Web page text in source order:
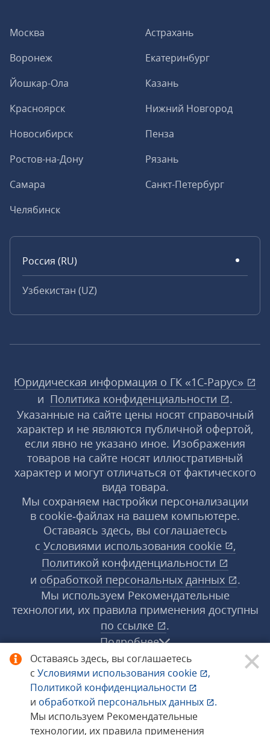
Оставаясь здесь, вы соглашаетесь
с Условиями использования cookie
,
Политикой конфиденциальности
и обработкой персональных данных
.
Мы используем Рекомендательные
технологии, их правила применения
Москва
Астрахань
Воронеж
Екатеринбург
Йошкар-Ола
Казань
Красноярск
Нижний Новгород
Новосибирск
Пенза
Ростов-на-Дону
Рязань
Самара
Санкт-Петербург
Челябинск
Россия (RU)
Узбекистан (UZ)
Юридическая информация о ГК «1С‑Рарус»
и Политика конфиденциальности
.
Указанные на сайте цены носят справочный
характер и не являются публичной офертой,
если явно не указано иное. Изображения
товаров на сайте носят иллюстративный
характер и могут отличаться от фактического
вида товара.
Мы сохраняем настройки персонализации
в cookie‑файлах на вашем компьютере.
Оставаясь здесь, вы соглашаетесь
с Условиями использования cookie
,
Политикой конфиденциальности
и обработкой персональных данных
.
Мы используем Рекомендательные
технологии, их правила применения доступны
по ссылке
.
Подробнее
© 1998−2026 «1С‑Рарус» ®. Все права
защищены.